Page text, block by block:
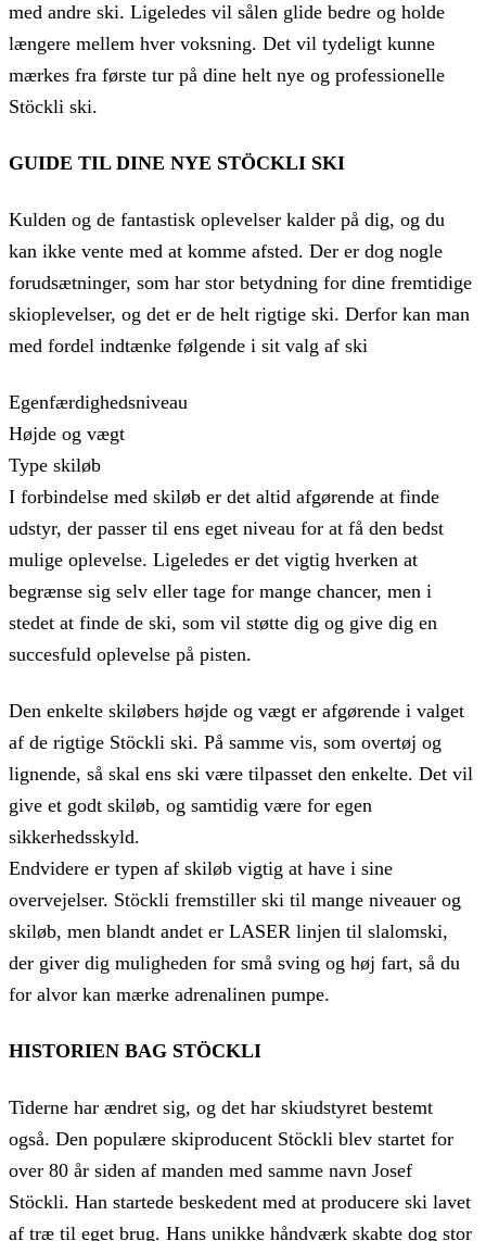
med andre ski. Ligeledes vil sålen glide bedre og holde
længere mellem hver voksning. Det vil tydeligt kunne
mærkes fra første tur på dine helt nye og professionelle
Stöckli ski.
GUIDE TIL DINE NYE STÖCKLI SKI
Kulden og de fantastisk oplevelser kalder på dig, og du
kan ikke vente med at komme afsted. Der er dog nogle
forudsætninger, som har stor betydning for dine fremtidige
skioplevelser, og det er de helt rigtige ski. Derfor kan man
med fordel indtænke følgende i sit valg af ski
Egenfærdighedsniveau
Højde og vægt
Type skiløb
I forbindelse med skiløb er det altid afgørende at finde
udstyr, der passer til ens eget niveau for at få den bedst
mulige oplevelse. Ligeledes er det vigtig hverken at
begrænse sig selv eller tage for mange chancer, men i
stedet at finde de ski, som vil støtte dig og give dig en
succesfuld oplevelse på pisten.
Den enkelte skiløbers højde og vægt er afgørende i valget
af de rigtige Stöckli ski. På samme vis, som overtøj og
lignende, så skal ens ski være tilpasset den enkelte. Det vil
give et godt skiløb, og samtidig være for egen
sikkerhedsskyld.
Endvidere er typen af skiløb vigtig at have i sine
overvejelser. Stöckli fremstiller ski til mange niveauer og
skiløb, men blandt andet er LASER linjen til slalomski,
der giver dig muligheden for små sving og høj fart, så du
for alvor kan mærke adrenalinen pumpe.
HISTORIEN BAG STÖCKLI
Tiderne har ændret sig, og det har skiudstyret bestemt
også. Den populære skiproducent Stöckli blev startet for
over 80 år siden af manden med samme navn Josef
Stöckli. Han startede beskedent med at producere ski lavet
af træ til eget brug. Hans unikke håndværk skabte dog stor